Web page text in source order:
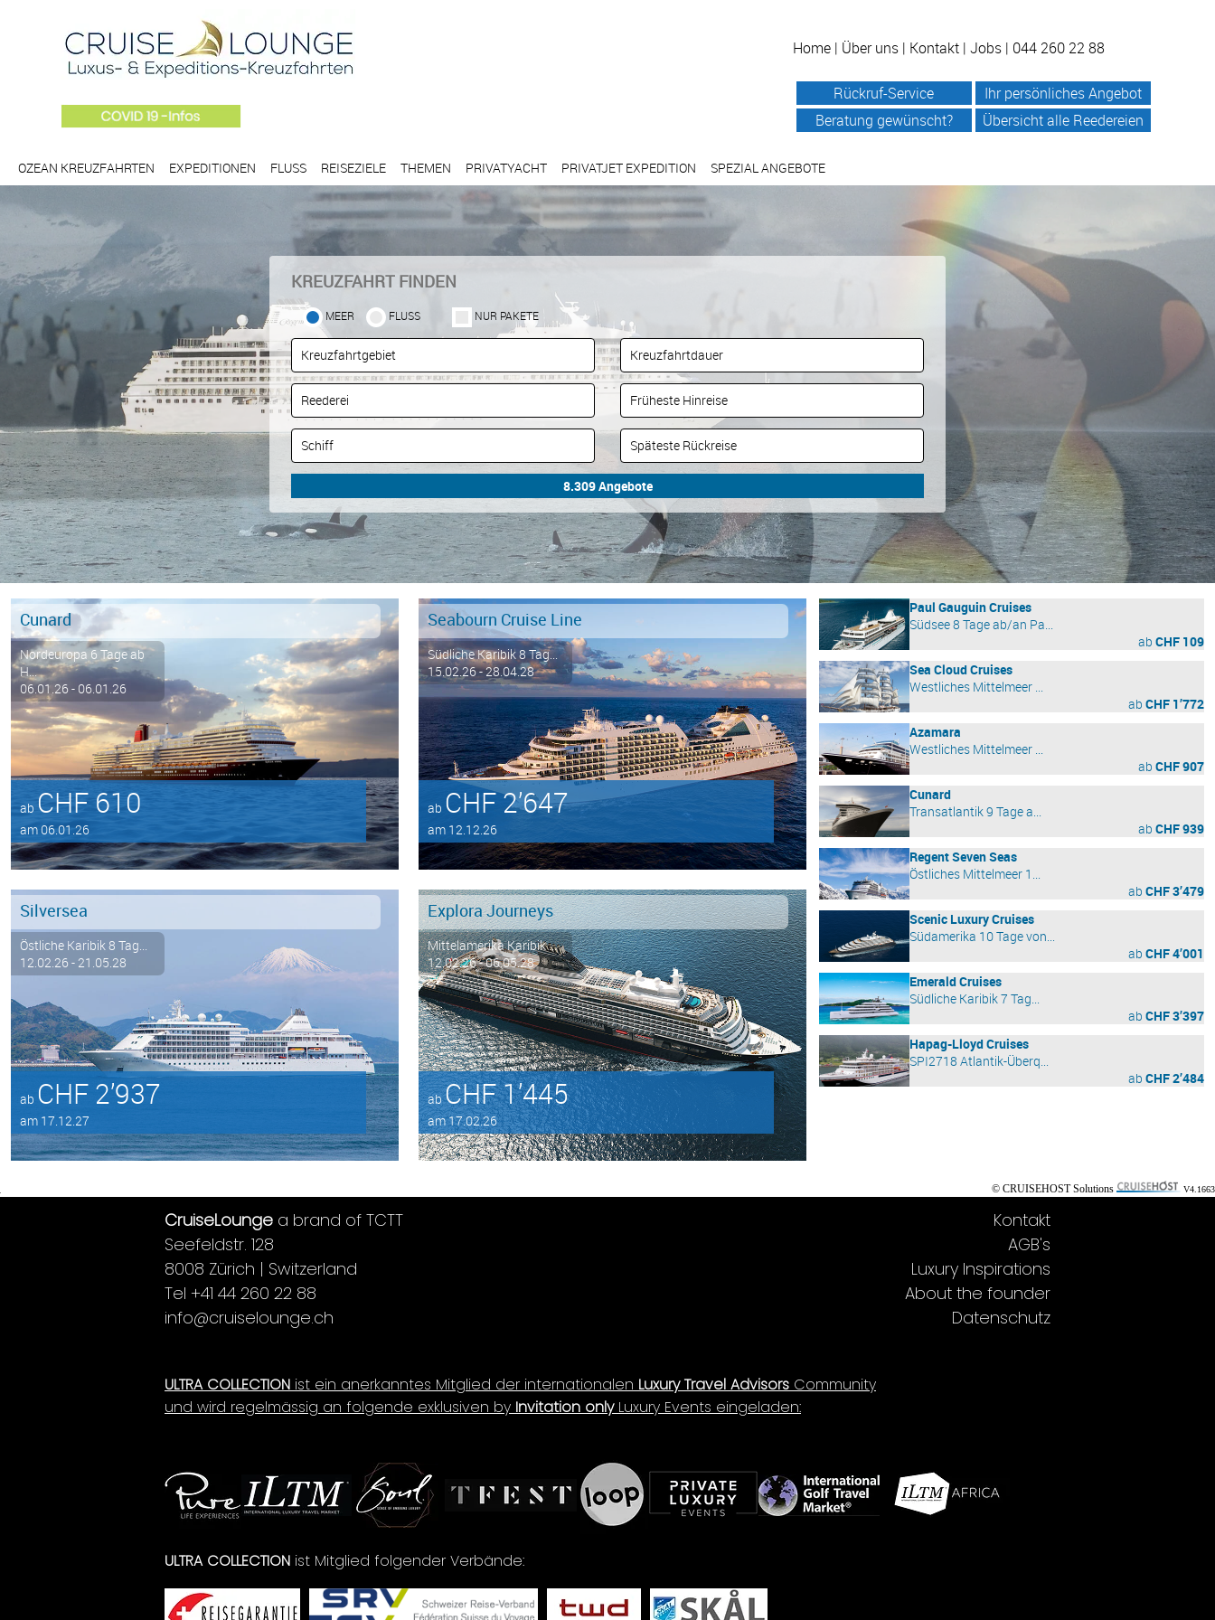
OZEAN KREUZFAHRTEN EXPEDITIONEN FLUSS REISEZIELE THEMEN PRIVATYACHT PRIVATJET EXPEDITION SPEZIAL ANGEBOTE
Home| Über uns| Kontakt| Jobs| 044 260 22 88
Rückruf-Service
Ihr persönliches Angebot
Beratung gewünscht?
Übersicht alle Reedereien
KREUZFAHRT FINDEN
MEER FLUSS NUR PAKETE
Cunard
Nordeuropa 6 Tage ab
H...
06.01.26 - 06.01.26
ab CHF 610
am 06.01.26
Seabourn Cruise Line
Südliche Karibik 8 Tag...
15.02.26 - 28.04.28
ab CHF 2’647
am 12.12.26
Silversea
Östliche Karibik 8 Tag...
12.02.26 - 21.05.28
ab CHF 2’937
am 17.12.27
Explora Journeys
Mittelamerika Karibik ...
12.02.26 - 06.05.28
abCHF 1’445
am 17.02.26
Paul Gauguin Cruises
Südsee 8 Tage ab/an Pa...
ab CHF 109
Sea Cloud Cruises
Westliches Mittelmeer ...
ab CHF 1’772
Azamara
Westliches Mittelmeer ...
ab CHF 907
Cunard
Transatlantik 9 Tage a...
ab CHF 939
Regent Seven Seas
Östliches Mittelmeer 1...
ab CHF 3’479
Scenic Luxury Cruises
Südamerika 10 Tage von...
ab CHF 4’001
Emerald Cruises
Südliche Karibik 7 Tag...
ab CHF 3’397
Hapag-Lloyd Cruises
SPI2718 Atlantik-Überq...
ab CHF 2’484
© CRUISEHOST Solutions V4.1663
CruiseLounge a brand of TCTT
Seefeldstr. 128
8008 Zürich | Switzerland
Tel +41 44 260 22 88
info@cruiselounge.ch
Kontakt
AGB's
Luxury Inspirations
About the founder
Datenschutz
ULTRA COLLECTION ist ein anerkanntes Mitglied der internationalen Luxury Travel Advisors Community
und wird regelmässig an folgende exklusiven by Invitation onlyLuxury Events eingeladen:
ULTRA COLLECTION ist Mitglied folgender Verbände: